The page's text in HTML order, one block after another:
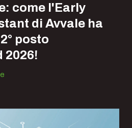
come l'Early
di Avvale ha
posto
2026!